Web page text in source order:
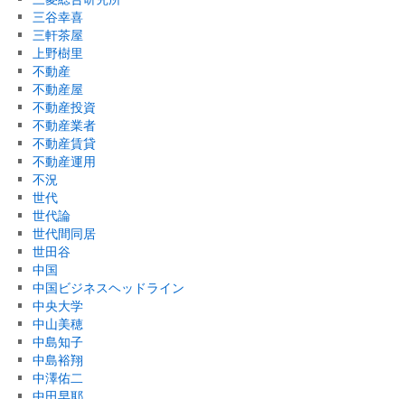
三谷幸喜
三軒茶屋
上野樹里
不動産
不動産屋
不動産投資
不動産業者
不動産賃貸
不動産運用
不況
世代
世代論
世代間同居
世田谷
中国
中国ビジネスヘッドライン
中央大学
中山美穂
中島知子
中島裕翔
中澤佑二